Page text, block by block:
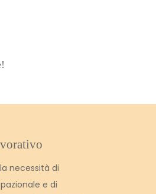
necessità di
e di